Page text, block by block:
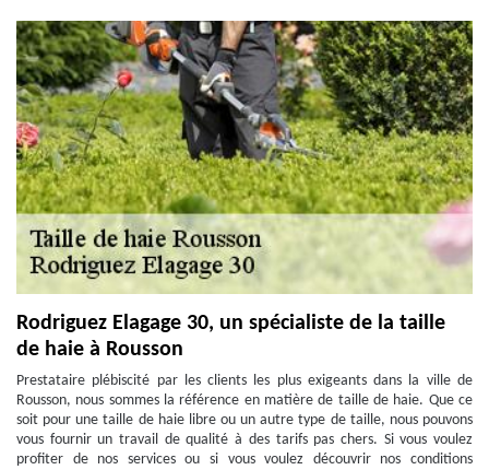
Rodriguez Elagage 30, un spécialiste de la taille
de haie à Rousson
Prestataire plébiscité par les clients les plus exigeants dans la ville de
Rousson, nous sommes la référence en matière de taille de haie. Que ce
soit pour une taille de haie libre ou un autre type de taille, nous pouvons
vous fournir un travail de qualité à des tarifs pas chers. Si vous voulez
profiter de nos services ou si vous voulez découvrir nos conditions